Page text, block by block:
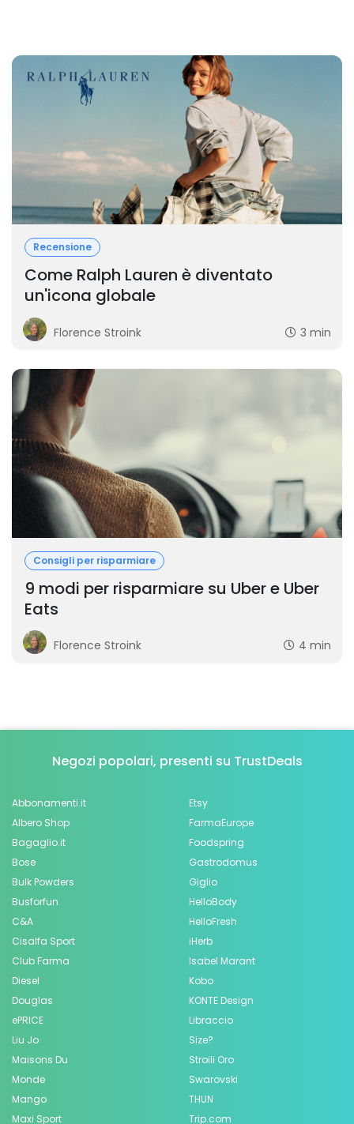
Recensione
Come Ralph Lauren è diventato
un'icona globale
Florence Stroink 3 min
Consigli per risparmiare
9 modi per risparmiare su Uber e Uber
Eats
Florence Stroink 4 min
Negozi popolari, presenti su TrustDeals
Abbonamenti.it
Albero Shop
Bagaglio.it
Bose
Bulk Powders
Busforfun
C&A
Cisalfa Sport
Club Farma
Diesel
Douglas
ePRICE
Etsy
FarmaEurope
Foodspring
Gastrodomus
Giglio
HelloBody
HelloFresh
iHerb
Isabel Marant
Kobo
KONTE Design
Libraccio
Liu Jo
Maisons Du
Monde
Mango
Maxi Sport
Size?
Stroili Oro
Swarovski
THUN
Trip.com